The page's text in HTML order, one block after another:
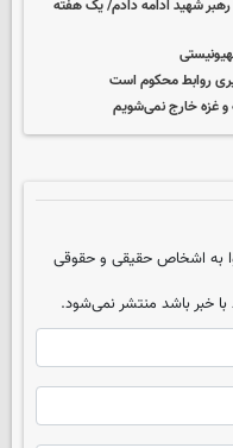
شهید ادامه دادم/ یک هفته
روابط محکوم است
و غزه خارج نمی‌شویم
به اشخاص حقیقی و حقوقی
با خبر باشد منتشر نمی‌شود.